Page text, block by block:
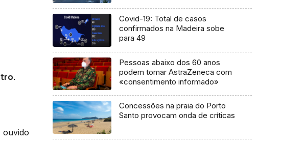
ouvido
Covid-19: Total de casos
confirmados na Madeira sobe
para 49
Pessoas abaixo dos 60 anos
podem tomar AstraZeneca com
«consentimento informado»
Concessões na praia do Porto
Santo provocam onda de críticas